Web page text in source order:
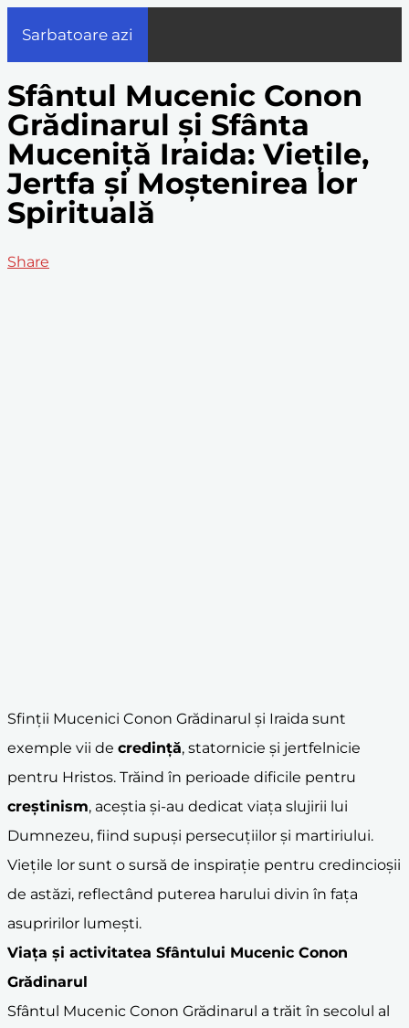
Sarbatoare azi
Sfântul Mucenic Conon
Grădinarul și Sfânta
Muceniță Iraida: Viețile,
Jertfa și Moștenirea lor
Spirituală
Share
Sfinții Mucenici Conon Grădinarul și Iraida sunt
exemple vii de credință, statornicie și jertfelnicie
pentru Hristos. Trăind în perioade dificile pentru
creștinism, aceștia și-au dedicat viața slujirii lui
Dumnezeu, fiind supuși persecuțiilor și martiriului.
Viețile lor sunt o sursă de inspirație pentru credincioșii
de astăzi, reflectând puterea harului divin în fața
asupririlor lumești.
Viața și activitatea Sfântului Mucenic Conon
Grădinarul
Sfântul Mucenic Conon Grădinarul a trăit în secolul al